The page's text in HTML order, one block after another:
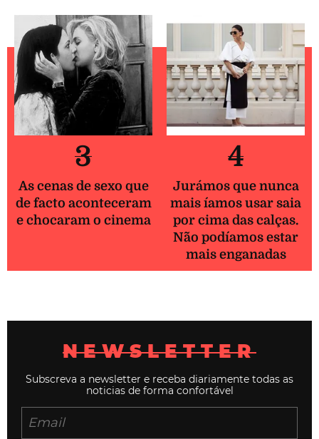
3
As cenas de sexo que
de facto aconteceram
e chocaram o cinema
4
Jurámos que nunca
mais íamos usar saia
por cima das calças.
Não podíamos estar
mais enganadas
NEWSLETTER
Subscreva a newsletter e receba diariamente todas as
noticias de forma confortável